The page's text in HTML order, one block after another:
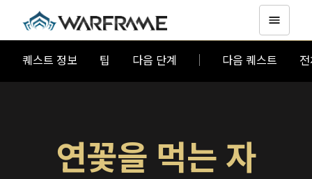
퀘스트 정보 팁 다음 단계 다음 퀘스트
연꽃을 먹는 자